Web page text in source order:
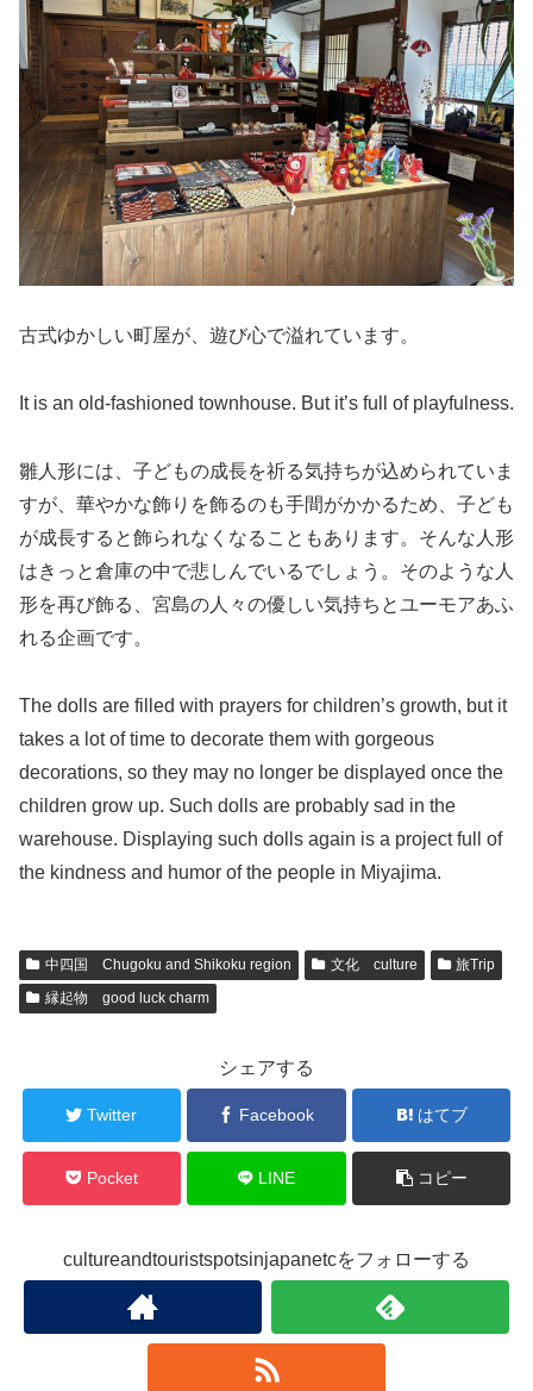
古式ゆかしい町屋が、遊び心で溢れています。
It is an old-fashioned townhouse. But it’s full of playfulness.
雛人形には、子どもの成長を祈る気持ちが込められていま
すが、華やかな飾りを飾るのも手間がかかるため、子ども
が成長すると飾られなくなることもあります。そんな人形
はきっと倉庫の中で悲しんでいるでしょう。そのような人
形を再び飾る、宮島の人々の優しい気持ちとユーモアあふ
れる企画です。
The dolls are filled with prayers for children’s growth, but it
takes a lot of time to decorate them with gorgeous
decorations, so they may no longer be displayed once the
children grow up. Such dolls are probably sad in the
warehouse. Displaying such dolls again is a project full of
the kindness and humor of the people in Miyajima.
中四国 Chugoku and Shikoku region 文化 culture
旅Trip
縁起物 good luck charm
シェアする
Twitter Facebook はてブ
Pocket LINE コピー
cultureandtouristspotsinjapanetcをフォローする